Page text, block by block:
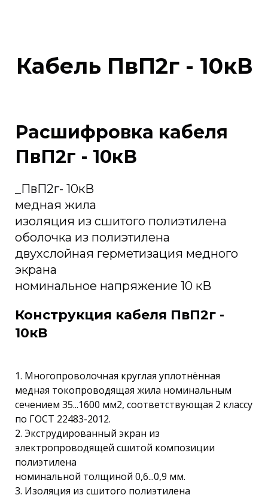
Кабель ПвП2г - 10кВ
Расшифровка кабеля
ПвП2г - 10кВ
_ПвП2г- 10кВ
медная жила
изоляция из сшитого полиэтилена
оболочка из полиэтилена
двухслойная герметизация медного
экрана
номинальное напряжение 10 кВ
Конструкция кабеля ПвП2г -
10кВ
1. Многопроволочная круглая уплотнённая
медная токопроводящая жила номинальным
сечением 35...1600 мм2, соответствующая 2 классу
по ГОСТ 22483-2012.
2. Экструдированный экран из
электропроводящей сшитой композиции
полиэтилена
номинальной толщиной 0,6...0,9 мм.
3. Изоляция из сшитого полиэтилена